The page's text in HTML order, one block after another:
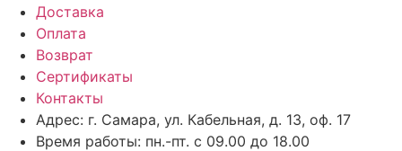
Доставка
Оплата
Возврат
Сертификаты
Контакты
Адрес: г. Самара, ул. Кабельная, д. 13, оф. 17
Время работы: пн.-пт. с 09.00 до 18.00